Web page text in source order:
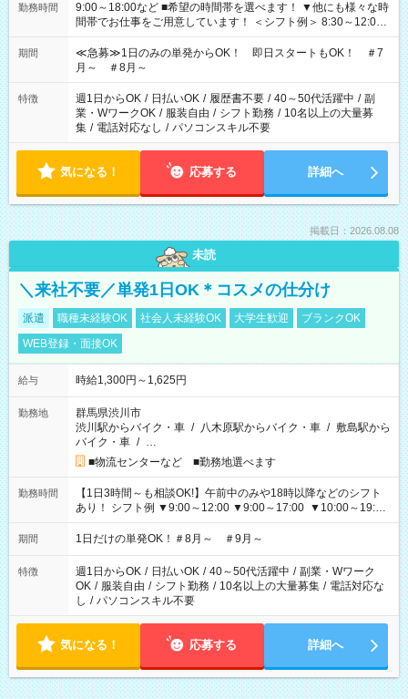
勤務時間
9:00～18:00など ■希望の時間帯を選べます！ ▼他にも様々な時
間帯でお仕事をご用意しています！ ＜シフト例＞ 8:30～12:00
17:00～22:00 13:00～22:00 22:00～翌6:00 など
期間
≪急募≫1日のみの単発からOK！ 即日スタートもOK！ ＃7
月～ ＃8月～
特徴 週1日からOK / 日払いOK / 履歴書不要 / 40～50代活躍中 / 副
業・WワークOK / 服装自由 / シフト勤務 / 10名以上の大量募
集 / 電話対応なし / パソコンスキル不要
気になる！ 応募する 詳細へ
掲載日：2026.08.08
未読
＼来社不要／単発1日OK＊コスメの仕分け
派遣 職種未経験OK 社会人未経験OK 大学生歓迎
ブランクOK
WEB登録・面接OK
給与 時給1,300円～1,625円
勤務地
群馬県渋川市
渋川駅からバイク・車 / 八木原駅からバイク・車 / 敷島駅から
バイク・車 / …
■物流センターなど ■勤務地選べます
勤務時間
【1日3時間～も相談OK!】午前中のみや18時以降などのシフト
あり！ シフト例 ▼9:00～12:00 ▼9:00～17:00 ▼10:00～19:00
▼18:00～21:00
期間 1日だけの単発OK！＃8月～ ＃9月～
特徴 週1日からOK / 日払いOK / 40～50代活躍中 / 副業・Wワーク
OK / 服装自由 / シフト勤務 / 10名以上の大量募集 / 電話対応な
し / パソコンスキル不要
気になる！ 応募する 詳細へ